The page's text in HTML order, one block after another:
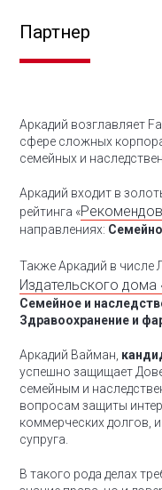
Партнер
Аркадий возглавляет
сфере сложных
семейных и
Аркадий входит в
рейтинга «
направлениях:
Также Аркадий в числе
Издательского
Семейное и
Здравоохранение и
Аркадий Вайман,
успешно защищает
семейным и
вопросам защиты
коммерческих долгов,
супруга.
В такого рода делах